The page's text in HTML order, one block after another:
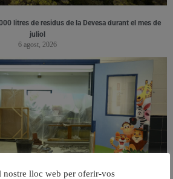
litres de residus de la Devesa durant el mes de
juliol
6 agost, 2026
lloc web per oferir-vos